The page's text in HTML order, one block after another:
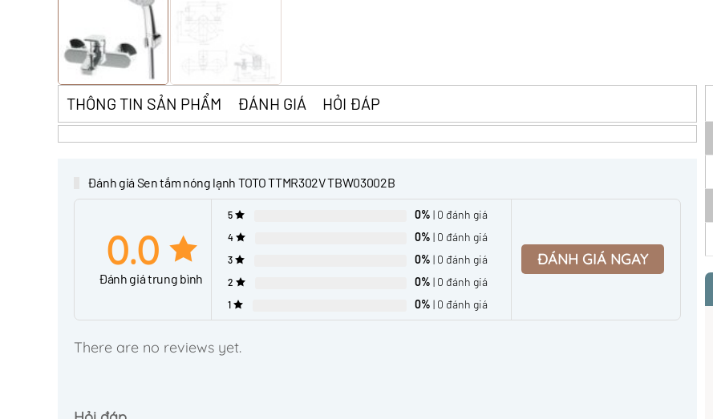
THÔNG TIN SẢN PHẨM ĐÁNH GIÁ HỎI ĐÁP
Đánh giá Sen tắm nóng lạnh TOTO TTMR302V TBW03002B
0.0
Đánh giá trung bình
5 0% | 0 đánh giá
4 0% | 0 đánh giá
3 0% | 0 đánh giá
2 0% | 0 đánh giá
1 0% | 0 đánh giá
ĐÁNH GIÁ NGAY
There are no reviews yet.